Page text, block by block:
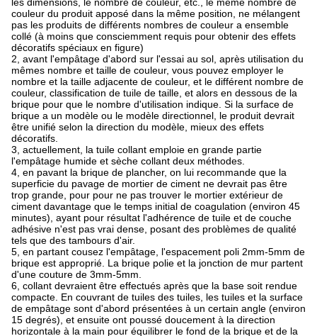
couleur du produit apposé dans la même position, ne mélangent
pas les produits de différents nombres de couleur a ensemble
collé (à moins que consciemment requis pour obtenir des effets
décoratifs spéciaux en figure)
2, avant l'empâtage d'abord sur l'essai au sol, après utilisation du
mêmes nombre et taille de couleur, vous pouvez employer le
nombre et la taille adjacente de couleur, et le différent nombre de
couleur, classification de tuile de taille, et alors en dessous de la
brique pour que le nombre d'utilisation indique. Si la surface de
brique a un modèle ou le modèle directionnel, le produit devrait
être unifié selon la direction du modèle, mieux des effets
décoratifs.
3, actuellement, la tuile collant emploie en grande partie
l'empâtage humide et sèche collant deux méthodes.
4, en pavant la brique de plancher, on lui recommande que la
superficie du pavage de mortier de ciment ne devrait pas être
trop grande, pour pour ne pas trouver le mortier extérieur de
ciment davantage que le temps initial de coagulation (environ 45
minutes), ayant pour résultat l'adhérence de tuile et de couche
adhésive n'est pas vrai dense, posant des problèmes de qualité
tels que des tambours d'air.
5, en partant cousez l'empâtage, l'espacement poli 2mm-5mm de
brique est approprié. La brique polie et la jonction de mur partent
d'une couture de 3mm-5mm.
6, collant devraient être effectués après que la base soit rendue
compacte. En couvrant de tuiles des tuiles, les tuiles et la surface
de empâtage sont d'abord présentées à un certain angle (environ
15 degrés), et ensuite ont poussé doucement à la direction
horizontale à la main pour équilibrer le fond de la brique et de la